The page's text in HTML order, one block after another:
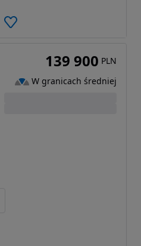
139 900 PLN
W granicach średniej